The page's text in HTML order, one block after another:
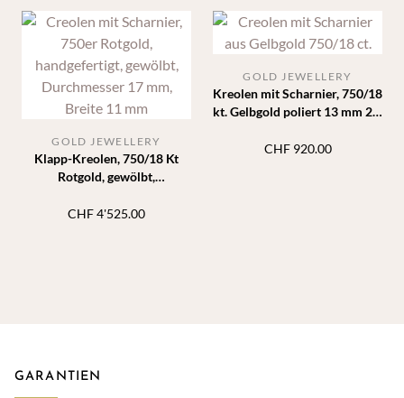
Klapp-Kreolen, 750/18 Kt
Rotgold, gewölbt,
11 mm
GOLD JEWELLERY
CHF4'525.00
Kreolen mit Scharnier, 750/18
kt. Gelbgold poliert 13 mm 2,2
GOLD JEWELLERY
CHF920.00
GARANTIEN